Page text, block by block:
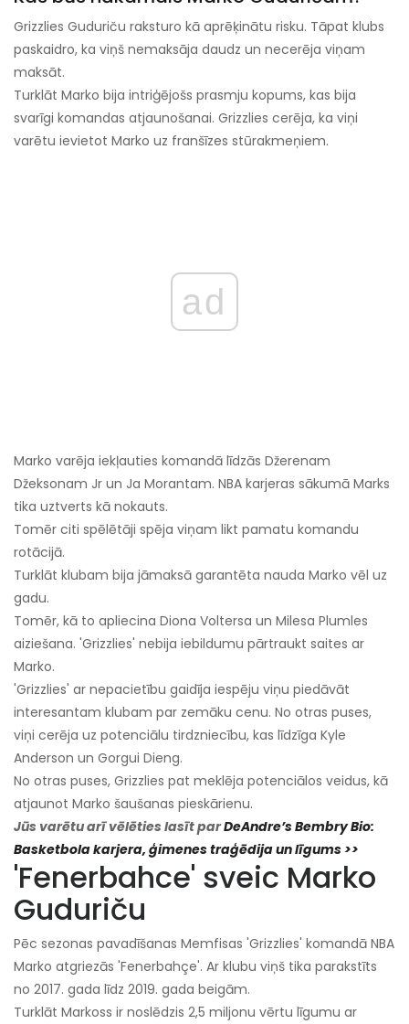
Grizzlies Guduriču raksturo kā aprēķinātu risku. Tāpat klubs
paskaidro, ka viņš nemaksāja daudz un necerēja viņam
maksāt.
Turklāt Marko bija intriģējošs prasmju kopums, kas bija
svarīgi komandas atjaunošanai. Grizzlies cerēja, ka viņi
varētu ievietot Marko uz franšīzes stūrakmeņiem.
ad
Marko varēja iekļauties komandā līdzās Džerenam
Džeksonam Jr un Ja Morantam. NBA karjeras sākumā Marks
tika uztverts kā nokauts.
Tomēr citi spēlētāji spēja viņam likt pamatu komandu
rotācijā.
Turklāt klubam bija jāmaksā garantēta nauda Marko vēl uz
gadu.
Tomēr, kā to apliecina Diona Voltersa un Milesa Plumles
aiziešana. 'Grizzlies' nebija iebildumu pārtraukt saites ar
Marko.
'Grizzlies' ar nepacietību gaidīja iespēju viņu piedāvāt
interesantam klubam par zemāku cenu. No otras puses,
viņi cerēja uz potenciālu tirdzniecību, kas līdzīga Kyle
Anderson un Gorgui Dieng.
No otras puses, Grizzlies pat meklēja potenciālos veidus, kā
atjaunot Marko šaušanas pieskārienu.
Jūs varētu arī vēlēties lasīt parDeAndre’s Bembry Bio:
Basketbola karjera, ģimenes traģēdija un līgums >>
'Fenerbahce' sveic Marko
Guduriču
Pēc sezonas pavadīšanas Memfisas 'Grizzlies' komandā NBA
Marko atgriezās 'Fenerbahçe'. Ar klubu viņš tika parakstīts
no 2017. gada līdz 2019. gada beigām.
Turklāt Markoss ir noslēdzis 2,5 miljonu vērtu līgumu ar